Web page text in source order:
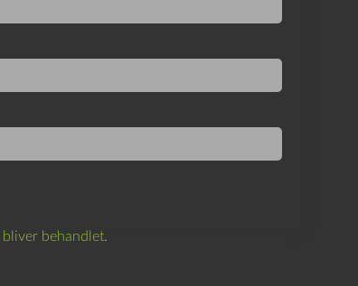
bliver behandlet.